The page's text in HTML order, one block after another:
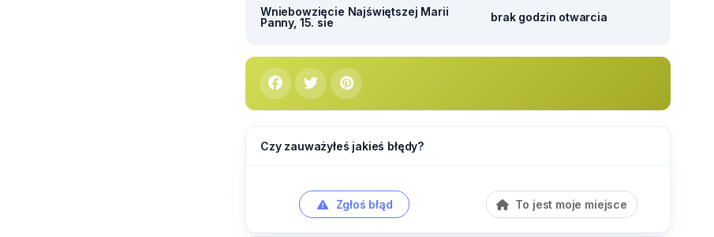
Wniebowzięcie Najświętszej Marii
Panny, 15. sie
brak godzin otwarcia
Czy zauważyłeś jakieś błędy?
Zgłoś błąd To jest moje miejsce